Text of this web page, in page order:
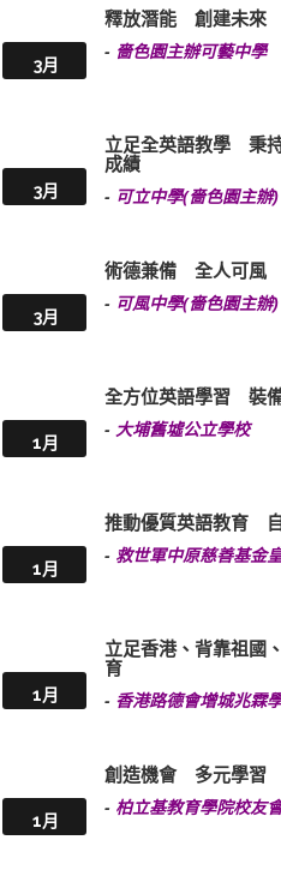
3月
釋放潛能 創建未來
- 嗇色園主辦可藝中學
3月
立足全英語教學 秉
成績
- 可立中學(嗇色園主辦)
3月
術德兼備 全人可風
- 可風中學(嗇色園主辦)
1月
全方位英語學習 裝
- 大埔舊墟公立學校
1月
推動優質英語教育
- 救世軍中原慈善基金
1月
立足香港、背靠祖國
育
- 香港路德會增城兆霖
1月
創造機會 多元學習
- 柏立基教育學院校友